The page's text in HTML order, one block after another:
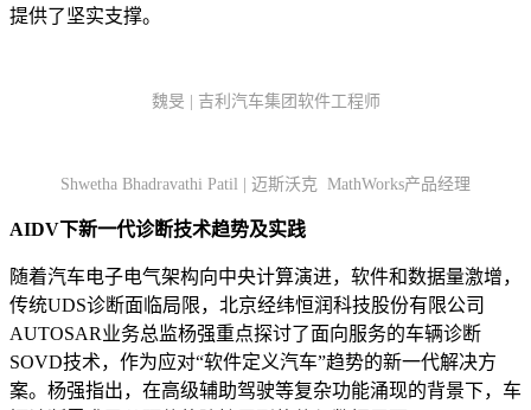
提供了坚实支撑。
魏旻 | 吉利汽车集团软件工程师
Shwetha Bhadravathi Patil | 迈斯沃克 MathWorks产品经理
AIDV下新一代诊断技术趋势及实践
随着汽车电子电气架构向中央计算演进，软件和数据量激增，
传统UDS诊断面临局限，北京经纬恒润科技股份有限公司
AUTOSAR业务总监杨强重点探讨了面向服务的车辆诊断
SOVD技术，作为应对“软件定义汽车”趋势的新一代解决方
案。杨强指出，在高级辅助驾驶等复杂功能涌现的背景下，车